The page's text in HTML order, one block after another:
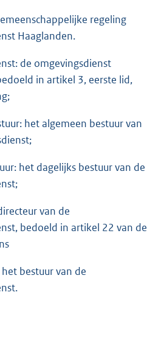
regeling
Haaglanden.
de omgevingsdienst
in artikel 3, eerste lid,
het algemeen bestuur van
het dagelijks bestuur van de
van de
bedoeld in artikel 22 van de
bestuur van de